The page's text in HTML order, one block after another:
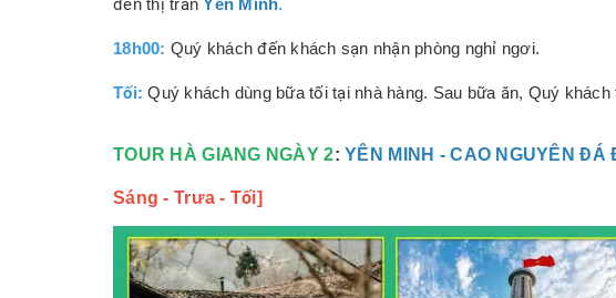
đến thị trấnYên Minh.
18h00: Quý khách đến khách sạn nhận phòng nghỉ ngơi.
Tối: Quý khách dùng bữa tối tại nhà hàng. Sau bữa ăn, Quý
TOUR HÀ GIANG NGÀY 2: YÊN MINH - CAO NGUYÊN ĐÁ
Sáng - Trưa - Tối]